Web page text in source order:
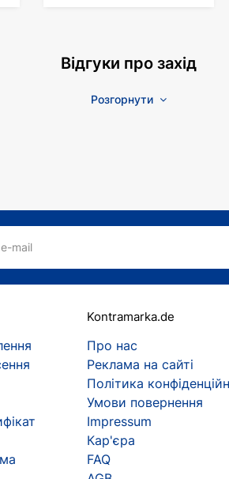
Відгуки про захід
Розгорнути
e-mail
Kontramarka.de
Про нас
Реклама на сайті
Політика
Умови повернення
Impressum
Кар'єра
FAQ